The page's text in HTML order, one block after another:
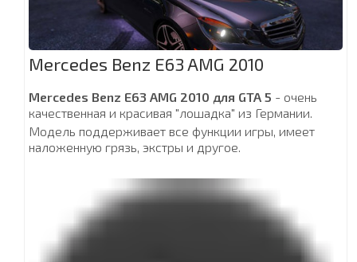
Mercedes Benz E63 AMG 2010
Mercedes Benz E63 AMG 2010 для GTA 5 - очень
качественная и красивая "лошадка" из Германии.
Модель поддерживает все функции игры, имеет
наложенную грязь, экстры и другое.